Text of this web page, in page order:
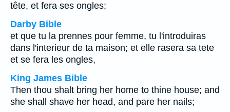
tête, et fera ses ongles;
Darby Bible
et que tu la prennes pour femme, tu l'introduiras
dans l'interieur de ta maison; et elle rasera sa tete
et se fera les ongles,
King James Bible
Then thou shalt bring her home to thine house; and
she shall shave her head, and pare her nails;